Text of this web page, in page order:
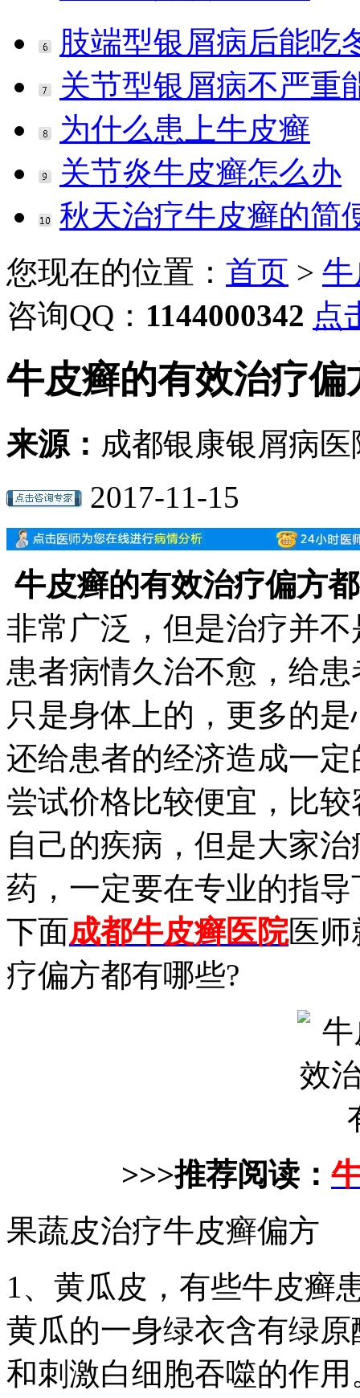
肢端型银屑病后能吃
关节型银屑病不严重
为什么患上牛皮癣
关节炎牛皮癣怎么办
秋天治疗牛皮癣的简
您现在的位置： 首页 >
咨询QQ： 1144000342 点
牛皮癣的有效治疗偏
来源： 成都银康银屑病医
2017-11-15
牛皮癣的有效治疗偏方
非常广泛，但是治疗并
患者病情久治不愈，给
只是身体上的，更多的
还给患者的经济造成一
尝试价格比较便宜，比
自己的疾病，但是大家
药，一定要在专业的指
下面成都牛皮癣医院医师
疗偏方都有哪些?
>>>推荐阅读：
果蔬皮治疗牛皮癣偏方
1、黄瓜皮，有些牛皮癣
黄瓜的一身绿衣含有绿
和刺激白细胞吞噬的作